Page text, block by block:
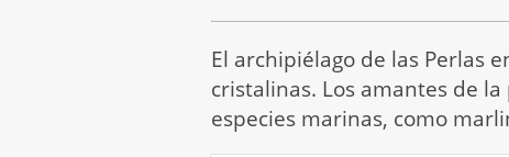
El archipiélago de las Perlas
cristalinas. Los amantes de
especies marinas, como